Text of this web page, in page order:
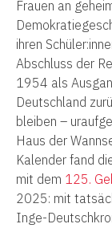
Frauen an
ihren
Abschluss der
1954 als
Deutschland
bleiben –
Haus der
Kalender fand
mit dem 125.
2025: mit
Inge-